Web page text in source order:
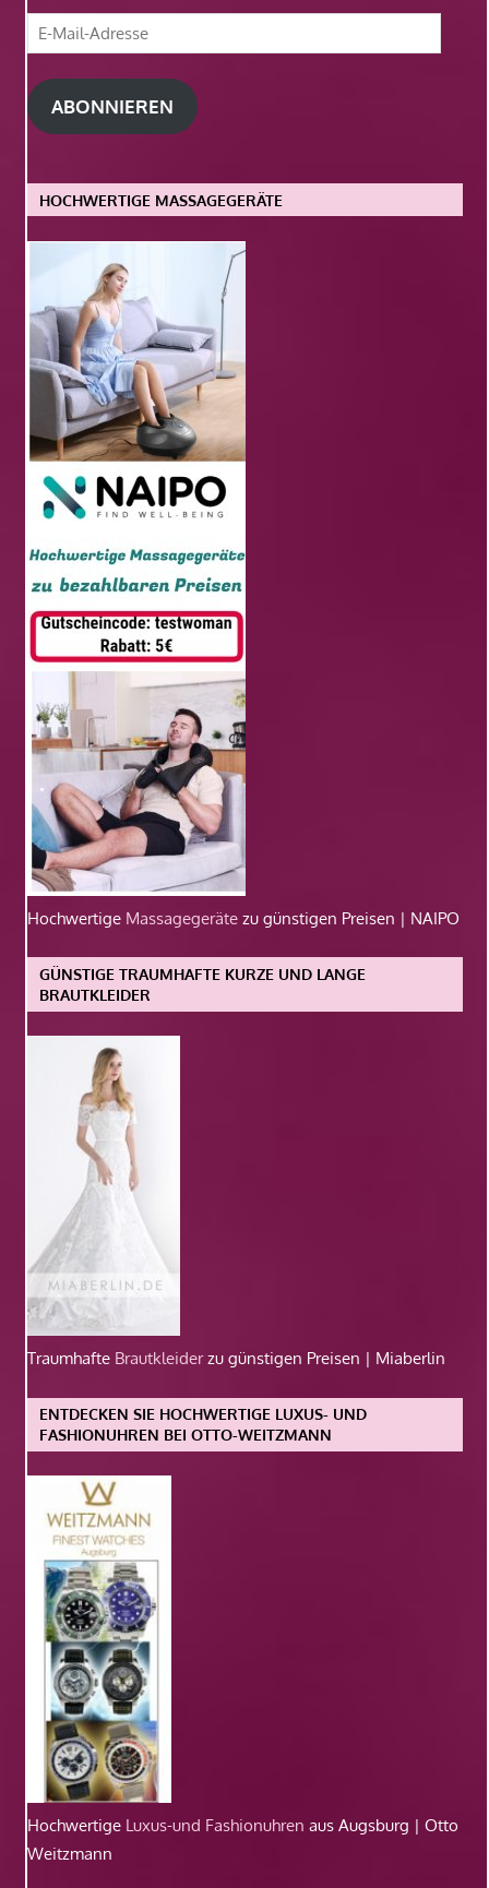
E-
Mail-
Adresse
ABONNIEREN
HOCHWERTIGE MASSAGEGERÄTE
Hochwertige Massagegeräte zu günstigen Preisen | NAIPO
GÜNSTIGE TRAUMHAFTE KURZE UND LANGE
BRAUTKLEIDER
Traumhafte Brautkleiderzu günstigen Preisen | Miaberlin
ENTDECKEN SIE HOCHWERTIGE LUXUS- UND
FASHIONUHREN BEI OTTO-WEITZMANN
Hochwertige Luxus-und Fashionuhren aus Augsburg | Otto
Weitzmann